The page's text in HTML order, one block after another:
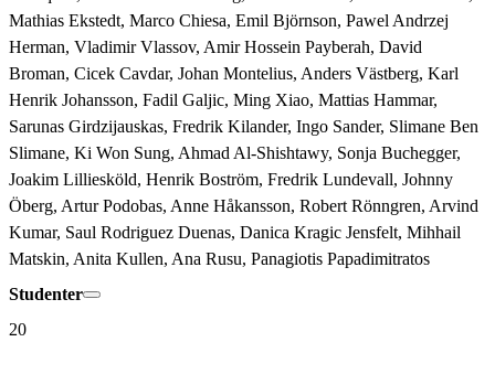
Mathias Ekstedt, Marco Chiesa, Emil Björnson, Pawel Andrzej
Herman, Vladimir Vlassov, Amir Hossein Payberah, David
Broman, Cicek Cavdar, Johan Montelius, Anders Västberg, Karl
Henrik Johansson, Fadil Galjic, Ming Xiao, Mattias Hammar,
Sarunas Girdzijauskas, Fredrik Kilander, Ingo Sander, Slimane Ben
Slimane, Ki Won Sung, Ahmad Al-Shishtawy, Sonja Buchegger,
Joakim Lilliesköld, Henrik Boström, Fredrik Lundevall, Johnny
Öberg, Artur Podobas, Anne Håkansson, Robert Rönngren, Arvind
Kumar, Saul Rodriguez Duenas, Danica Kragic Jensfelt, Mihhail
Matskin, Anita Kullen, Ana Rusu, Panagiotis Papadimitratos
Studenter
20